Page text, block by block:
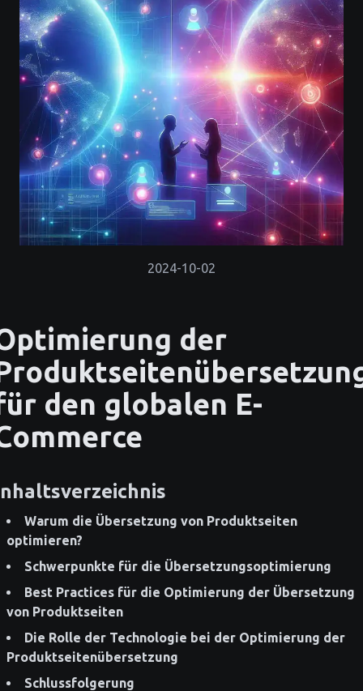
2024-10-02
der
den globalen E-
Warum die Übersetzung von Produktseiten
optimieren?
Schwerpunkte für die Übersetzungsoptimierung
Best Practices für die Optimierung der Übersetzung
von Produktseiten
Die Rolle der Technologie bei der Optimierung der
Produktseitenübersetzung
Schlussfolgerung